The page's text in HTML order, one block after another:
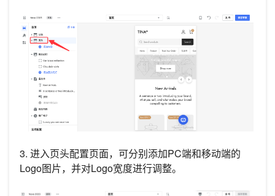
3. 进入页头配置页面，可分别添加PC端和移动端的
Logo图片，并对Logo宽度进行调整。